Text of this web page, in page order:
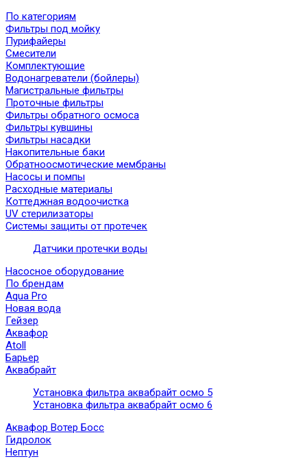
По категориям
Фильтры под мойку
Пурифайеры
Смесители
Комплектующие
Водонагреватели (бойлеры)
Магистральные фильтры
Проточные фильтры
Фильтры обратного осмоса
Фильтры кувшины
Фильтры насадки
Накопительные баки
Обратноосмотические мембраны
Насосы и помпы
Расходные материалы
Коттеджная водоочистка
UV стерилизаторы
Системы защиты от протечек
Датчики протечки воды
Насосное оборудование
По брендам
Aqua Pro
Новая вода
Гейзер
Аквафор
Atoll
Барьер
Аквабрайт
Установка фильтра аквабрайт осмо 5
Установка фильтра аквабрайт осмо 6
Аквафор Вотер Босс
Гидролок
Нептун